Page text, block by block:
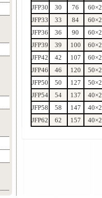
JFP30
30 76 60×2
JFP33
33 84 60×2
JFP36
36 90 60×2
JFP39
39 100 60×2
JFP42
42 107 60×2
JFP46
46 120 50×2
JFP50
50 127 50×2
JFP54
54 137 40×2
JFP58
58 147 40×2
JFP62
62 157 40×2